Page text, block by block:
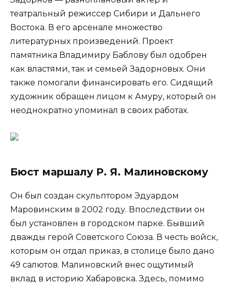
театральный режиссер Сибири и Дальнего
Востока. В его арсенале множество
литературных произведений. Проект
памятника Владимиру Баблову был одобрен
как властями, так и семьей Задорновых. Они
также помогали финансировать его. Сидящий
художник обращен лицом к Амуру, который он
неоднократно упоминал в своих работах.
Бюст маршалу Р. Я. Малиновскому
Он был создан скульптором Эдуардом
Маровинским в 2002 году. Впоследствии он
был установлен в городском парке. Бывший
дважды герой Советского Союза. В честь войск,
которым он отдал приказ, в столице было дано
49 салютов. Малиновский внес ощутимый
вклад в историю Хабаровска. Здесь, помимо